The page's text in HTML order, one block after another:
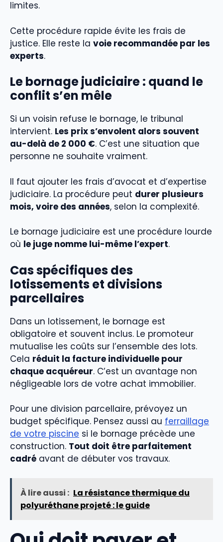
limites.
Cette procédure rapide évite les frais de
justice. Elle reste la voie recommandée par les
experts.
Le bornage judiciaire : quand le
conflit s’en mêle
Si un voisin refuse le bornage, le tribunal
intervient. Les prix s’envolent alors souvent
au-delà de 2 000 €. C’est une situation que
personne ne souhaite vraiment.
Il faut ajouter les frais d’avocat et d’expertise
judiciaire. La procédure peut durer plusieurs
mois, voire des années, selon la complexité.
Le bornage judiciaire est une procédure lourde
où le juge nomme lui-même l’expert.
Cas spécifiques des
lotissements et divisions
parcellaires
Dans un lotissement, le bornage est
obligatoire et souvent inclus. Le promoteur
mutualise les coûts sur l’ensemble des lots.
Cela réduit la facture individuelle pour
chaque acquéreur. C’est un avantage non
négligeable lors de votre achat immobilier.
Pour une division parcellaire, prévoyez un
budget spécifique. Pensez aussi au ferraillage
de votre piscine si le bornage précède une
construction. Tout doit être parfaitement
cadré avant de débuter vos travaux.
À lire aussi : La résistance thermique du
polyuréthane projeté : le guide